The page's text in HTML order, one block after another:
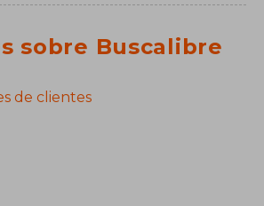
sobre Buscalibre
de clientes